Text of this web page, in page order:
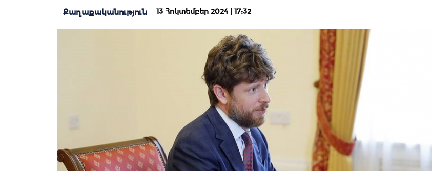
Քաղաքականություն 13 Հոկտեմբեր 2024 | 17:32